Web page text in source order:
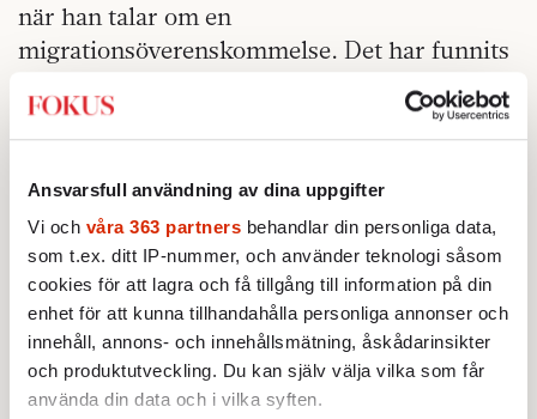
Ansvarsfull användning av dina uppgifter
Vi och våra 363 partners behandlar din personliga data,
som t.ex. ditt IP-nummer, och använder teknologi såsom
cookies för att lagra och få tillgång till information på din
enhet för att kunna tillhandahålla personliga annonser och
innehåll, annons- och innehållsmätning, åskådarinsikter
och produktutveckling. Du kan själv välja vilka som får
använda din data och i vilka syften.
när han talar om en
migrationsöverenskommelse. Det har funnits
en allt för stark tendens att göra allt till
höger–vänsterfrågor. Men i den här frågan är
inte det relevant eller sant, säger han.
Men skulle S göraett så dåligt val som
opinionssiffrorna i dag visar brakar
konflikten lös mellan partiets höger och
vänster på allvar, tror han:
– Blir det ett valresultat på den nivån kommer
det att höjas starka röster för en mer radikal